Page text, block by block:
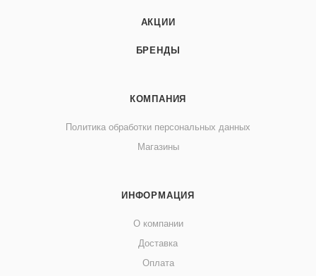
АКЦИИ
БРЕНДЫ
КОМПАНИЯ
Политика обработки персональных данных
Магазины
ИНФОРМАЦИЯ
О компании
Доставка
Оплата